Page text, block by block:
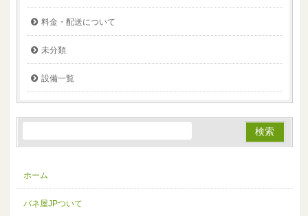
料金・配送について
未分類
設備一覧
ホーム
バネ屋JPついて